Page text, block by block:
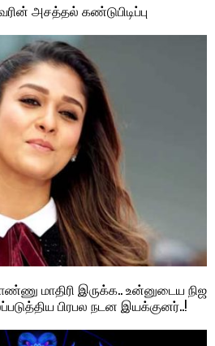
அசத்தல் கண்டுபிடிப்பு
மாதிரி இருக்க.. உன்னுடைய நிஜ
பிரபல நடன இயக்குனர்..!